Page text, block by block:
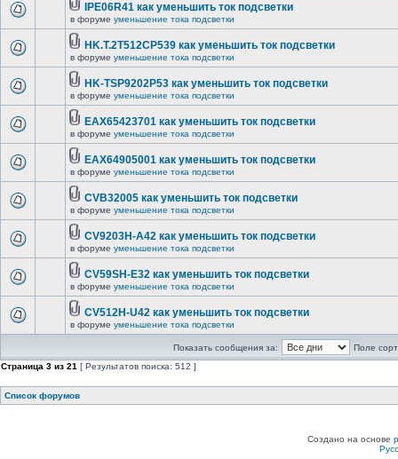
IPE06R41 как уменьшить ток подсветки
в форуме уменьшение тока подсветки
HK.T.2T512CP539 как уменьшить ток подсветки
в форуме уменьшение тока подсветки
HK-TSP9202P53 как уменьшить ток подсветки
в форуме уменьшение тока подсветки
EAX65423701 как уменьшить ток подсветки
в форуме уменьшение тока подсветки
EAX64905001 как уменьшить ток подсветки
в форуме уменьшение тока подсветки
CVB32005 как уменьшить ток подсветки
в форуме уменьшение тока подсветки
CV9203H-A42 как уменьшить ток подсветки
в форуме уменьшение тока подсветки
CV59SH-E32 как уменьшить ток подсветки
в форуме уменьшение тока подсветки
CV512H-U42 как уменьшить ток подсветки
в форуме уменьшение тока подсветки
Показать сообщения за:
Поле
Страница 3 из 21 [ Результатов поиска: 512 ]
Список форумов
Создано на основе